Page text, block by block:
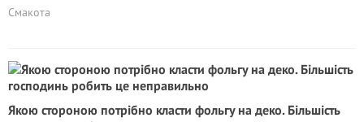
Смакота
Якою стороною потрібно класти фольгу на деко. Більшість